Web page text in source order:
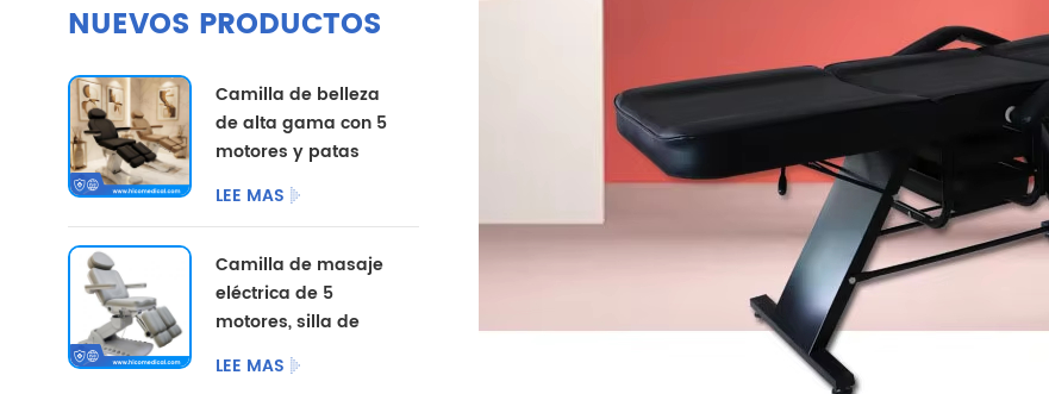
NUEVOS PRODUCTOS
Camilla de belleza
de alta gama con 5
motores y patas
divididas, con
opciones de color
LEE MAS
Camilla de masaje
eléctrica de 5
motores, silla de
pedicura
cosmética,
LEE MAS